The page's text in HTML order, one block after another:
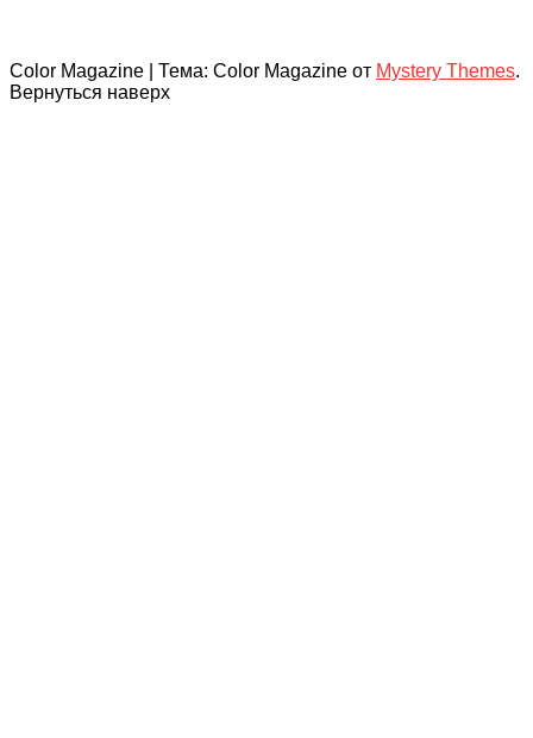
Color Magazine Тема: Color Magazine от Mystery Themes.
Вернуться наверх